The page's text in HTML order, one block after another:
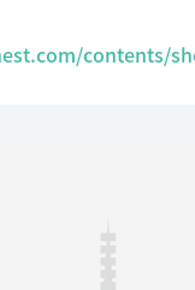
contents/